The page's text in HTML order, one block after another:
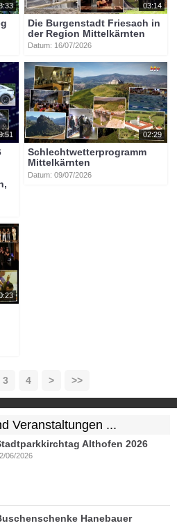
03:14
Die Burgenstadt Friesach in
der Region Mittelkärnten
Datum: 16/07/2026
02:29
Schlechtwetterprogramm
Mittelkärnten
Datum: 09/07/2026
3 4 > >>
Veranstaltungen ...
Althofen 2026
06/2026
Hanebauer